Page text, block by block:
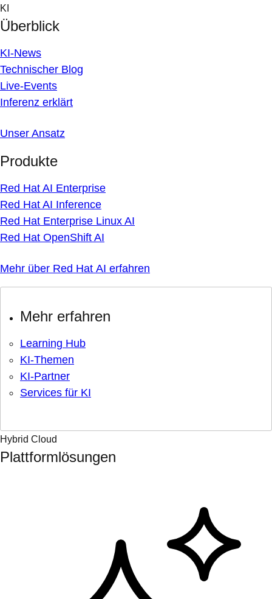
Skip
to
content
KI
Überblick
KI-News
Technischer Blog
Live-Events
Inferenz erklärt
Unser Ansatz
Produkte
Red Hat AI Enterprise
Red Hat AI Inference
Red Hat Enterprise Linux AI
Red Hat OpenShift AI
Mehr über Red Hat AI erfahren
Mehr erfahren
Learning Hub
KI-Themen
KI-Partner
Services für KI
Hybrid Cloud
Plattformlösungen